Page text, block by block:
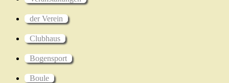
der Verein
Clubhaus
Bogensport
Boule